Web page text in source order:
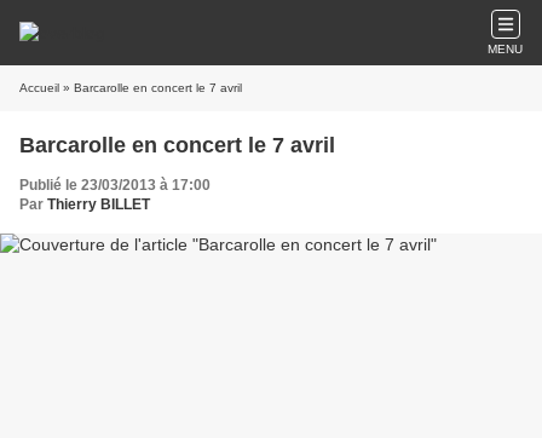
MENU
Accueil » Barcarolle en concert le 7 avril
Barcarolle en concert le 7 avril
Publié le 23/03/2013 à 17:00
Par Thierry BILLET